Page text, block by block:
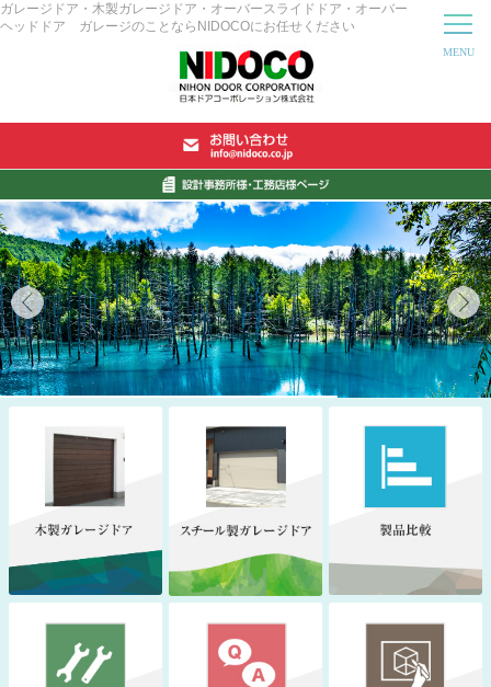
ガレージドア・木製ガレージドア・オーバースライドドア・オーバー
ヘッドドア ガレージのことならNIDOCOにお任せください